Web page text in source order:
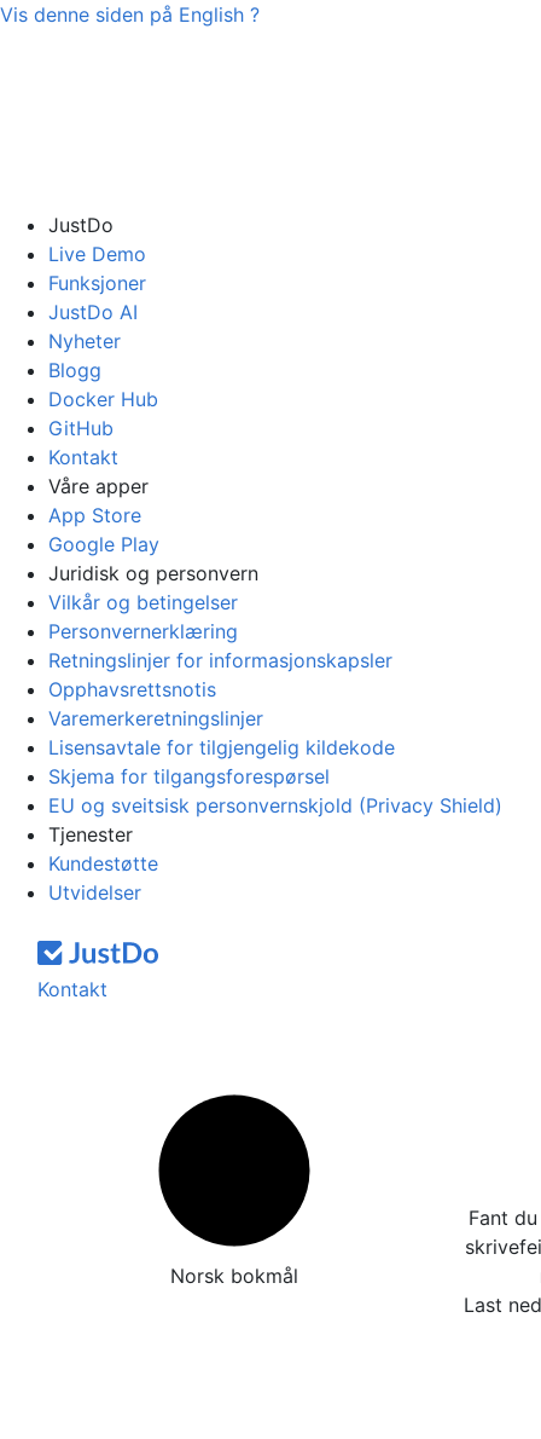
Vis denne siden på English ?
JustDo
Live Demo
Funksjoner
JustDo AI
Nyheter
Blogg
Docker Hub
GitHub
Kontakt
Våre apper
App Store
Google Play
Juridisk og personvern
Vilkår og betingelser
Personvernerklæring
Retningslinjer for informasjonskapsler
Opphavsrettsnotis
Varemerkeretningslinjer
Lisensavtale for tilgjengelig kildekode
Skjema for tilgangsforespørsel
EU og sveitsisk personvernskjold (Privacy Shield)
Tjenester
Kundestøtte
Utvidelser
Kontakt
Norsk bokmål
Fant
Last